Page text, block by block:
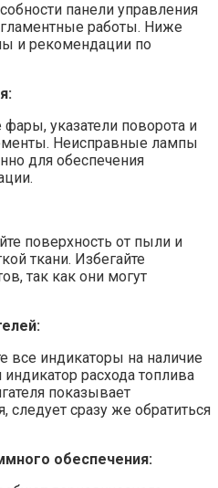
панели управления
работы. Ниже
и рекомендации по
фары, указатели поворота и
Неисправные лампы
для обеспечения
поверхность от пыли и
ткани. Избегайте
так как они могут
все индикаторы на наличие
индикатор расхода топлива
показывает
следует сразу же обратиться
обеспечения: